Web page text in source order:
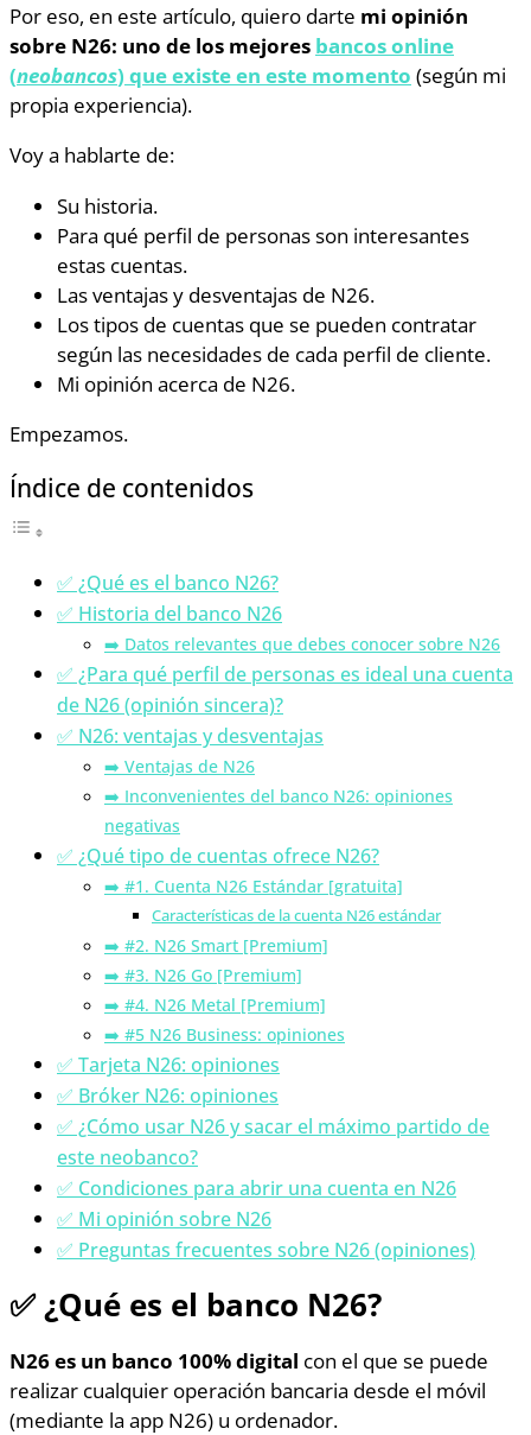
Por eso, en este artículo, quiero darte mi opinión
sobre N26: uno de los mejores bancos online
(neobancos) que existe en este momento (según mi
propia experiencia).
Voy a hablarte de:
Su historia.
Para qué perfil de personas son interesantes
estas cuentas.
Las ventajas y desventajas de N26.
Los tipos de cuentas que se pueden contratar
según las necesidades de cada perfil de cliente.
Mi opinión acerca de N26.
Empezamos.
Índice de contenidos
✅ ¿Qué es el banco N26?
✅ Historia del banco N26
➡️ Datos relevantes que debes conocer sobre N26
✅ ¿Para qué perfil de personas es ideal una cuenta
de N26 (opinión sincera)?
✅ N26: ventajas y desventajas
➡️ Ventajas de N26
➡️ Inconvenientes del banco N26: opiniones
negativas
✅ ¿Qué tipo de cuentas ofrece N26?
➡️ #1. Cuenta N26 Estándar [gratuita]
Características de la cuenta N26 estándar
➡️ #2. N26 Smart [Premium]
➡️ #3. N26 Go [Premium]
➡️ #4. N26 Metal [Premium]
➡️ #5 N26 Business: opiniones
✅ Tarjeta N26: opiniones
✅ Bróker N26: opiniones
✅ ¿Cómo usar N26 y sacar el máximo partido de
este neobanco?
✅ Condiciones para abrir una cuenta en N26
✅ Mi opinión sobre N26
✅ Preguntas frecuentes sobre N26 (opiniones)
✅¿Qué es el banco N26?
N26 es un banco 100% digital con el que se puede
realizar cualquier operación bancaria desde el móvil
(mediante la app N26) u ordenador.